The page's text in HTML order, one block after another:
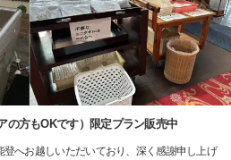
の方もOKです）限定プラン販売中
へお越しいただいており、深く感謝申し上げ